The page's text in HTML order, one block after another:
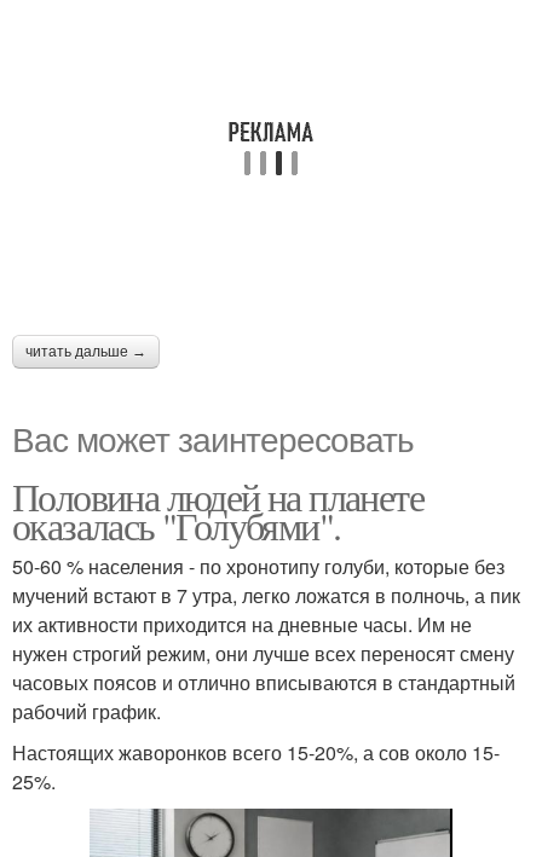
читать дальше →
Вас может заинтересовать
Половина людей на планете
оказалась "Голубями".
50-60 % населения - по хронотипу голуби, которые без
мучений встают в 7 утра, легко ложатся в полночь, а пик
их активности приходится на дневные часы. Им не
нужен строгий режим, они лучше всех переносят смену
часовых поясов и отлично вписываются в стандартный
рабочий график.
Настоящих жаворонков всего 15-20%, а сов около 15-
25%.